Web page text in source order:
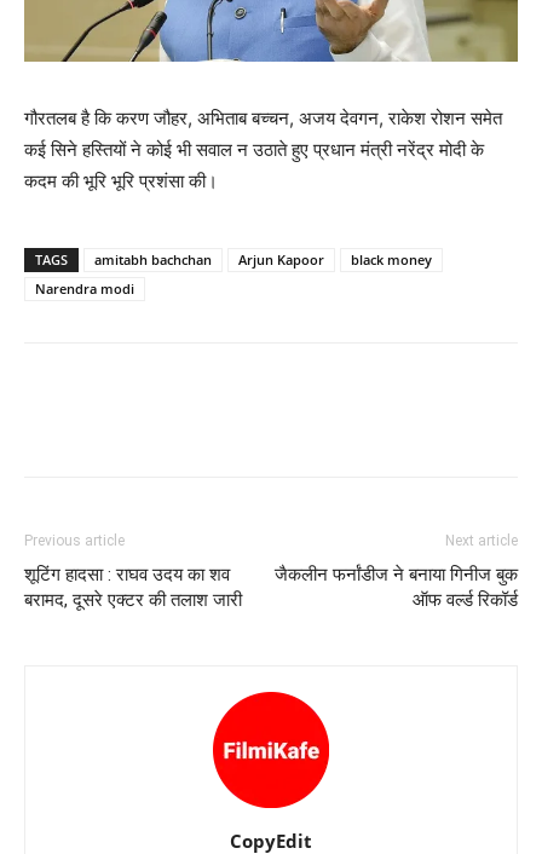
गौरतलब है कि करण जौहर, अभिताब बच्‍चन, अजय देवगन, राकेश रोशन समेत
कई सिने हस्‍तियों ने कोई भी सवाल न उठाते हुए प्रधान मंत्री नरेंद्र मोदी के
कदम की भूरि भूरि प्रशंसा की।
TAGS amitabh bachchan Arjun Kapoor
black money
Narendra modi
Previous article
शूटिंग हादसा : राघव उदय का शव
बरामद, दूसरे एक्‍टर की तलाश जारी
Next article
जैकलीन फर्नांडीज ने बनाया गिनीज बुक
ऑफ वर्ल्ड रिकॉर्ड
CopyEdit